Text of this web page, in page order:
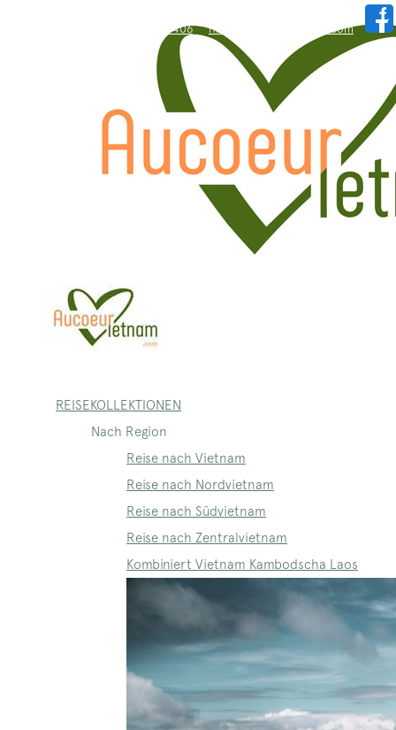
WhatsApp: +84.909.426.406 hallo@aucoeurvietnam.com
REISEKOLLEKTIONEN
Nach Region
Reise nach Vietnam
Reise nach Nordvietnam
Reise nach Südvietnam
Reise nach Zentralvietnam
Kombiniert Vietnam Kambodscha Laos